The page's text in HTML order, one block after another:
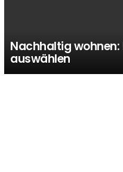
Nachhaltig
auswählen